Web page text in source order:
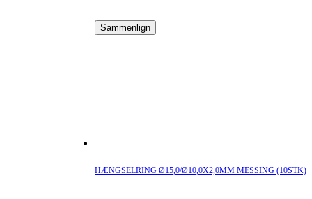
Sammenlign
HÆNGSELRING Ø15,0/Ø10,0X2,0MM MESSING (10STK)